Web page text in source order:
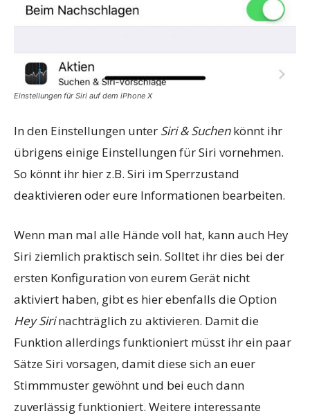
Einstellungen für Siri auf dem iPhone X
In den Einstellungen unter Siri & Suchenkönnt ihr
übrigens einige Einstellungen für Siri vornehmen.
So könnt ihr hier z.B. Siri im Sperrzustand
deaktivieren oder eure Informationen bearbeiten.
Wenn man mal alle Hände voll hat, kann auch Hey
Siri ziemlich praktisch sein. Solltet ihr dies bei der
ersten Konfiguration von eurem Gerät nicht
aktiviert haben, gibt es hier ebenfalls die Option
Hey Sirinachträglich zu aktivieren. Damit die
Funktion allerdings funktioniert müsst ihr ein paar
Sätze Siri vorsagen, damit diese sich an euer
Stimmmuster gewöhnt und bei euch dann
zuverlässig funktioniert. Weitere interessante